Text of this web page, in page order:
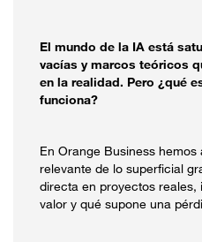
El mundo de la IA está
vacías y marcos teóricos
en la realidad. Pero ¿qué
funciona?
En Orange Business
relevante de lo superficial
directa en proyectos reales,
valor y qué supone una